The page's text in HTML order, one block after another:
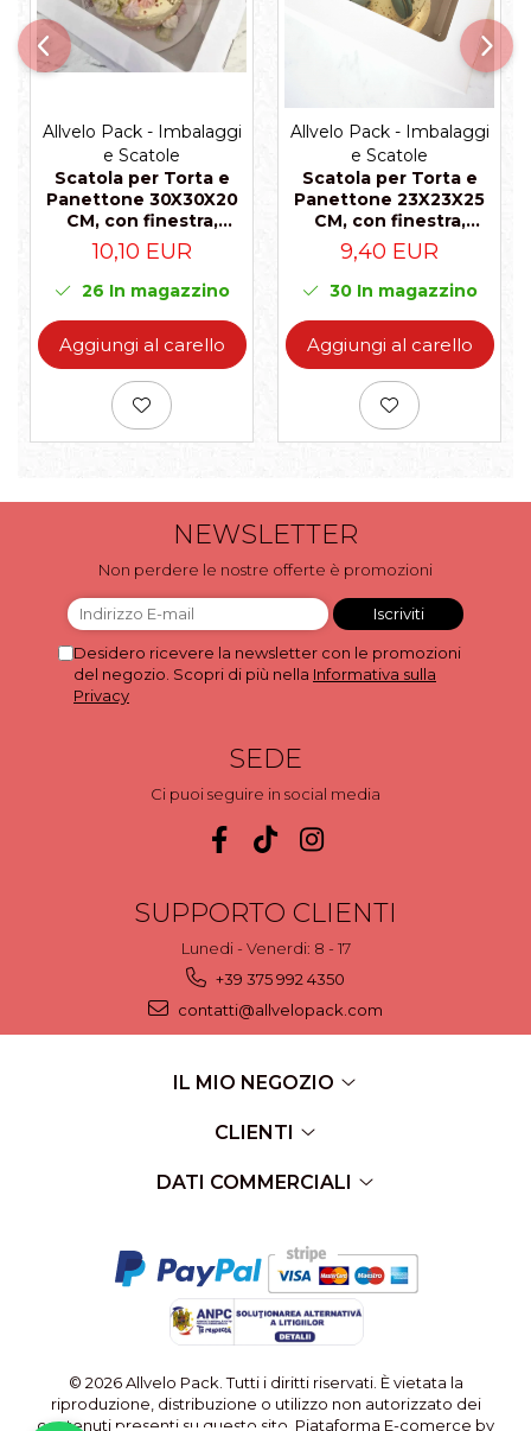
Allvelo Pack - Imbalaggi
e Scatole
Scatola per Torta e
Panettone 30X30X20
CM, con finestra,
Bianco, CB1F- Bianco,
Set 5 Pezzi
10,10 EUR
26 In magazzino
Aggiungi al carello
Allvelo Pack - Imbalaggi
e Scatole
Scatola per Torta e
Panettone 23X23X25
CM, con finestra,
Bianco, CB2F- Bianco,
Set 5 Pezzi
9,40 EUR
30In magazzino
Aggiungi al carello
NEWSLETTER
Non perdere le nostre offerte è promozioni
Desidero ricevere la newsletter con le promozioni
del negozio. Scopri di più nella Informativa sulla
Privacy
SEDE
Ci puoi seguire in social media
SUPPORTO CLIENTI
Lunedi - Venerdi: 8 - 17
+39 375 992 4350
contatti@allvelopack.com
IL MIO NEGOZIO
CLIENTI
DATI COMMERCIALI
© 2026 Allvelo Pack. Tutti i diritti riservati. È vietata la
riproduzione, distribuzione o utilizzo non autorizzato dei
contenuti presenti su questo sito. Piataforma E-comerce by